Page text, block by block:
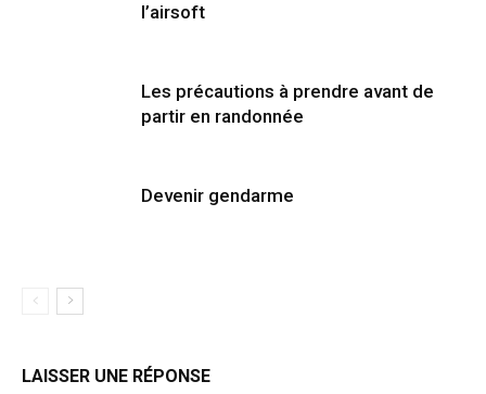
l’airsoft
Les précautions à prendre avant de
partir en randonnée
Devenir gendarme
LAISSER UNE RÉPONSE